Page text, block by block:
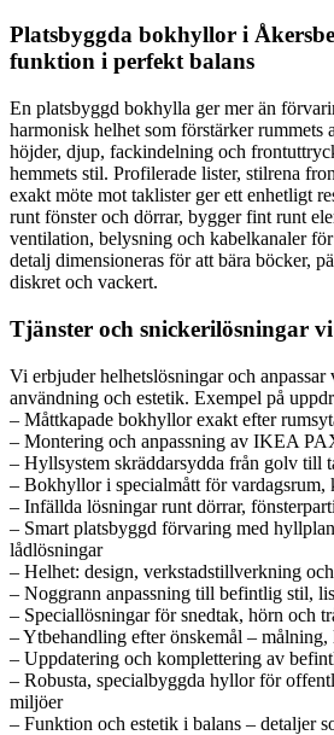
Platsbyggda bokhyllor i
funktion i perfekt balans
En platsbyggd bokhylla ger mer än
harmonisk helhet som förstärker rummets
höjder, djup, fackindelning och
hemmets stil. Profilerade lister, stilrena
exakt möte mot taklister ger ett enhetligt
runt fönster och dörrar, bygger fint runt
ventilation, belysning och kabelkanaler
detalj dimensioneras för att bära böcker,
diskret och vackert.
Tjänster och snickerilösningar
Vi erbjuder helhetslösningar och anpassar
användning och estetik. Exempel på
– Måttkapade bokhyllor exakt efter
– Montering och anpassning av IKEA
– Hyllsystem skräddarsydda från golv till
– Bokhyllor i specialmått för vardagsrum,
– Infällda lösningar runt dörrar,
– Smart platsbyggd förvaring med
lådlösningar
– Helhet: design, verkstadstillverkning
– Noggrann anpassning till befintlig stil,
– Speciallösningar för snedtak, hörn och
– Ytbehandling efter önskemål – målning,
– Uppdatering och komplettering av
– Robusta, specialbyggda hyllor för
miljöer
– Funktion och estetik i balans – detaljer